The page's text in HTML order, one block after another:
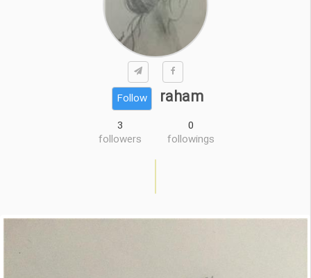
raham
Follow
0
followings
3
followers